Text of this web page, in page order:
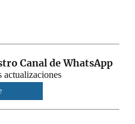
Canal de WhatsApp
actualizaciones